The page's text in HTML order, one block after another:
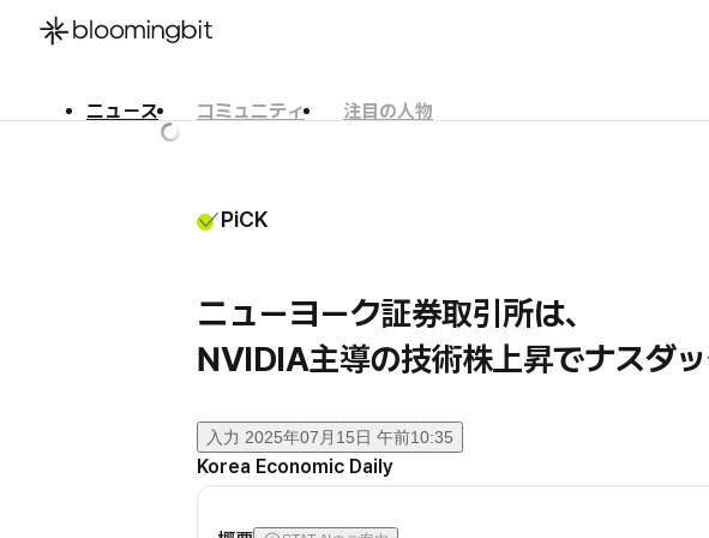
ニュース コミュニティ
注目の人物
PiCK
ニューヨーク証券取引所は、
NVIDIA主導の技術株上昇でナスダ
入力 2025年07月15日 午前10:35
Korea Economic Daily